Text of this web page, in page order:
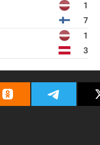
1
7
1
3